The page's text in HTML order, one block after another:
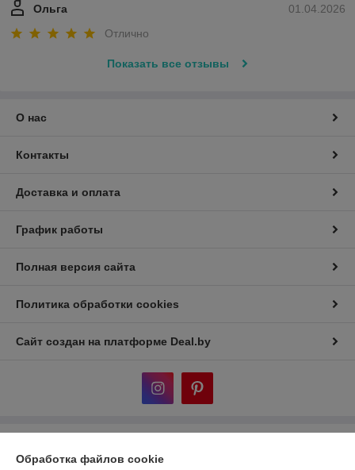
01.04.2026
Ольга
Отлично
Показать все отзывы
О нас
Контакты
Доставка и оплата
График работы
Полная версия сайта
Политика обработки cookies
Сайт создан на платформе Deal.by
Обработка файлов cookie